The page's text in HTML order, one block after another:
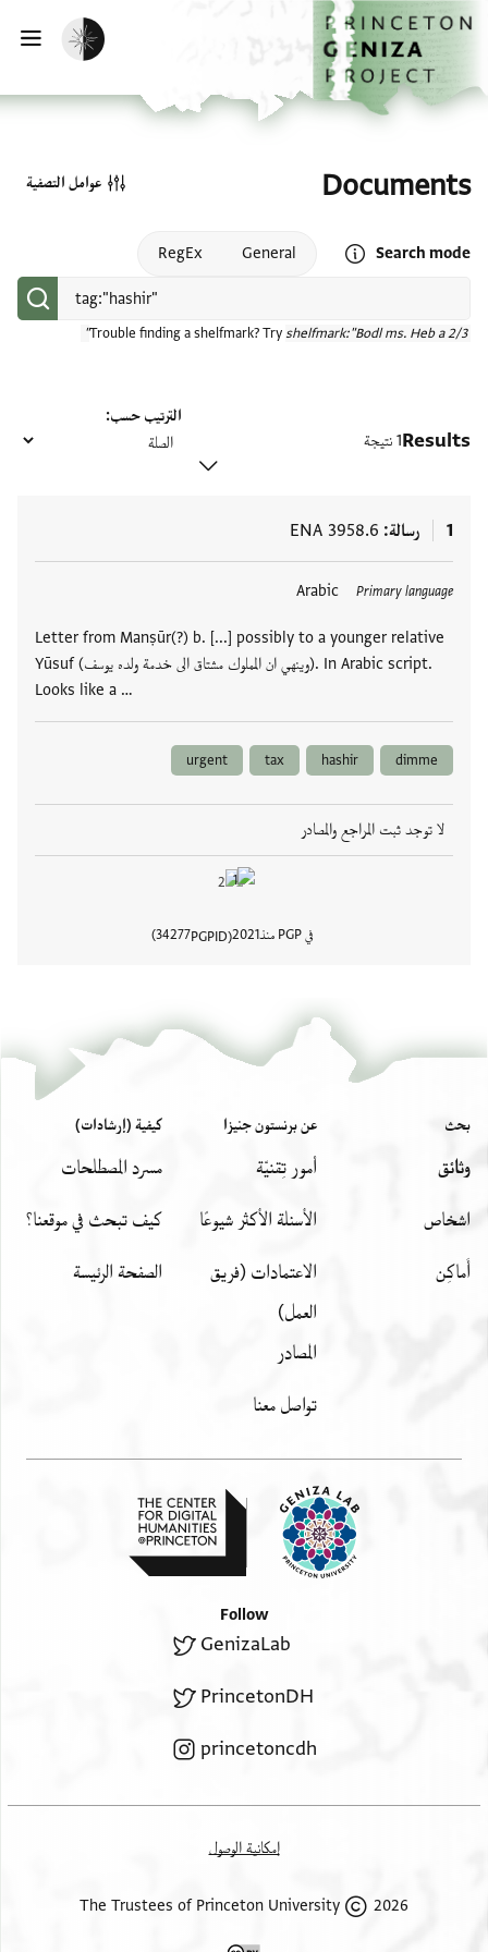
تخطي إلى المحتوى الرئيسي
الصفحة الرئيسية
تفعيل الوضع المظلم
Documents
Search mode
Open search mode help
General
RegEx
Trouble finding a shelfmark? Try shelfmark:"Bodl ms. Heb a 2/3"
عوامل التصفية
Results1 نتيجة
الترتيب حسب
1 رسالة ENA 3958.6
Primary language
Arabic
Letter from Manṣūr(?) b. [...] possibly to a younger relative
Yūsuf (وينهي ان المملوك مشتاق الى خدمة ولده يوسف). In Arabic script.
Looks like a …
العلامات
dimme
hashir
tax
urgent
لا توجد ثبت المراجع والمصادر
في PGP منذ 2021
PGPID
34277
بحث
وثائق
اشخاص
أَماكِن
عن برنستون جنيزا
أمور تِقنيّة
الأسئلة الأكثر شيوعًا
الاعتمادات (فريق
العمل)
المصادر
تواصل معنا
كيفية (إرشادات)
مسرد المصطلحات
كيف تبحث في موقعنا؟
الصفحة الرئيسة
Follow
GenizaLab
PrincetonDH
princetoncdh
إمكانية الوصول
2026 The Trustees of Princeton University